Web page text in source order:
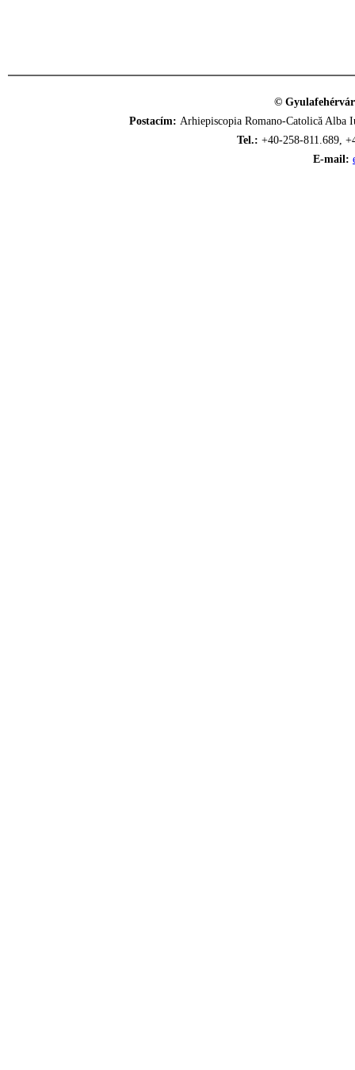
©
Postacím: Arhiepiscopia Romano-Catolică
Tel.: +40-258-811.689,
E-mail: